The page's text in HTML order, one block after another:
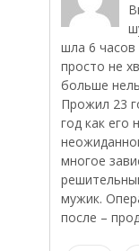
шла 6
просто не
больше
Прожил 23
год как его
многое
мужик.
после –